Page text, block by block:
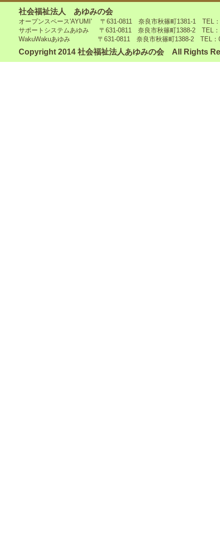
社会福祉法人 あゆみの会
オープンスペース'AYUMI' 〒631-0811 奈良市秋篠町1381-1 TEL
サポートシステムあゆみ 〒631-0811 奈良市秋篠町1388-2 TEL：
WakuWakuあゆみ 〒631-0811 奈良市秋篠町1388-2 TEL：
Copyright 2014 社会福祉法人あゆみの会 All Rights